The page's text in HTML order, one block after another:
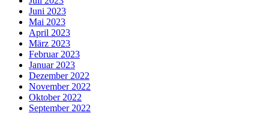
Juni 2023
Mai 2023
April 2023
März 2023
Februar 2023
Januar 2023
Dezember 2022
November 2022
Oktober 2022
September 2022